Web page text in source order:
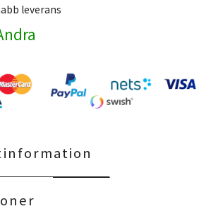
leverans